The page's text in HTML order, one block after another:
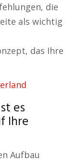
die
als wichtig
das Ihre
es
Ihre
Aufbau